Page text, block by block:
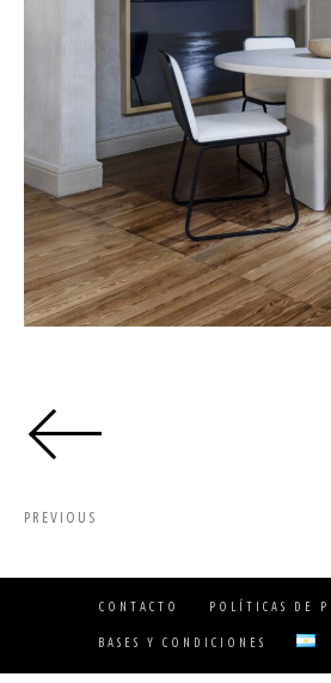
PREVIOUS
CONTACTO POLÍTICAS DE
BASES Y CONDICIONES